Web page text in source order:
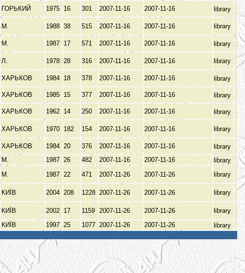
ГОРЬКИЙ 1975 16 301 2007-11-16 2007-11-16 library
М. 1988 38 515 2007-11-16 2007-11-16 library
М. 1987 17 571 2007-11-16 2007-11-16 library
Л. 1978 28 316 2007-11-16 2007-11-16 library
ХАРЬКОВ 1984 18 378 2007-11-16 2007-11-16 library
ХАРЬКОВ 1985 15 377 2007-11-16 2007-11-16 library
ХАРЬКОВ 1962 14 250 2007-11-16 2007-11-16 library
ХАРЬКОВ 1970 182 154 2007-11-16 2007-11-16 library
ХАРЬКОВ 1984 20 376 2007-11-16 2007-11-16
library
М. 1987 26 482 2007-11-16 2007-11-16
library
М. 1987 22 471 2007-11-26 2007-11-26 library
КИЇВ 2004 208 1228 2007-11-26 2007-11-26 library
КИЇВ 2002 17 1159 2007-11-26 2007-11-26
library
КИЇВ 1997 25 1077 2007-11-26 2007-11-26
library